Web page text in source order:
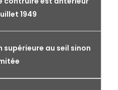
1949
au seil sinon